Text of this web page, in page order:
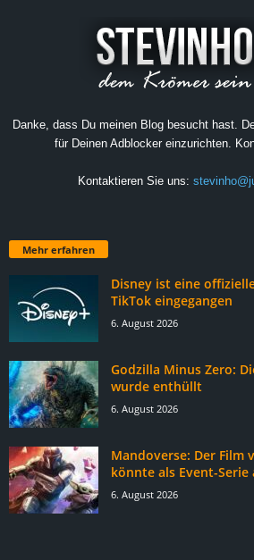
Danke, dass Du meinen Blog besucht hast.
für Deinen Adblocker einzurichten.
Kontaktieren Sie uns:
Mehr erfahren
Disney ist eine
TikTok eingegangen
6. August 2026
Godzilla Minus Zero:
wurde enthüllt
6. August 2026
Mandoverse: Der Film
könnte als Event-Serie
6. August 2026